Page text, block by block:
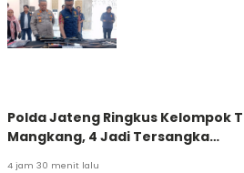
Polda Jateng Ringkus Kelompok
Mangkang, 4 Jadi Tersangka…
4 jam 30 menit lalu